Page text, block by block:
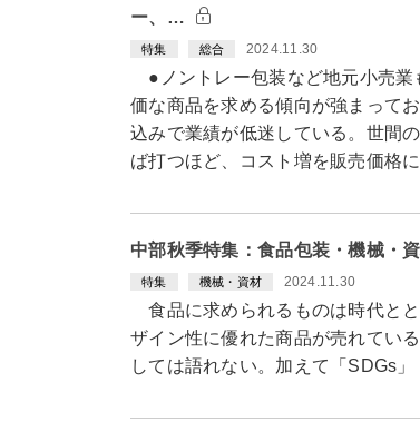
ー、…
特集 総合 2024.11.30
●ノントレー包装など地元小売
価な商品を求める傾向が強まって
込みで業績が低迷している。世間
ば打つほど、コスト増を販売価格
中部秋季特集：食品包装・機械・
特集 機械・資材 2024.11.30
食品に求められるものは時代と
ザイン性に優れた商品が売れてい
しては語れない。加えて「SDGs